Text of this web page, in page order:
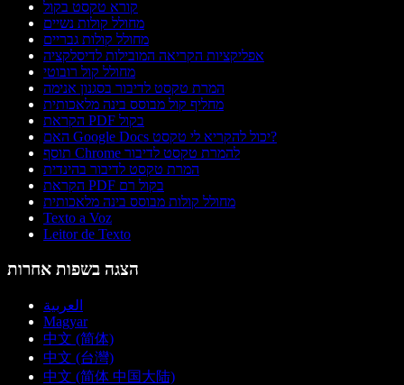
קורא טקסט בקול
מחולל קולות נשיים
מחולל קולות גבריים
אפליקציות הקריאה המובילות לדיסלקציה
מחולל קול רובוטי
המרת טקסט לדיבור בסגנון אנימה
מחליף קול מבוסס בינה מלאכותית
הקראת PDF בקול
האם Google Docs יכול להקריא לי טקסט?
תוסף Chrome להמרת טקסט לדיבור
המרת טקסט לדיבור בהינדית
הקראת PDF בקול רם
מחולל קולות מבוסס בינה מלאכותית
Texto a Voz
Leitor de Texto
הצגה בשפות אחרות
العربية
Magyar
中文 (简体)
中文 (台灣)
中文 (简体 中国大陆)